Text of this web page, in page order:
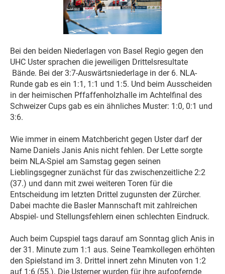
Bei den beiden Niederlagen von Basel Regio gegen den
UHC Uster sprachen die jeweiligen Drittelsresultate
Bände. Bei der 3:7-Auswärtsniederlage in der 6. NLA-
Runde gab es ein 1:1, 1:1 und 1:5. Und beim Ausscheiden
in der heimischen Pffaffenholzhalle im Achtelfinal des
Schweizer Cups gab es ein ähnliches Muster: 1:0, 0:1 und
3:6.
Wie immer in einem Matchbericht gegen Uster darf der
Name Daniels Janis Anis nicht fehlen. Der Lette sorgte
beim NLA-Spiel am Samstag gegen seinen
Lieblingsgegner zunächst für das zwischenzeitliche 2:2
(37.) und dann mit zwei weiteren Toren für die
Entscheidung im letzten Drittel zugunsten der Zürcher.
Dabei machte die Basler Mannschaft mit zahlreichen
Abspiel- und Stellungsfehlern einen schlechten Eindruck.
Auch beim Cupspiel tags darauf am Sonntag glich Anis in
der 31. Minute zum 1:1 aus. Seine Teamkollegen erhöhten
den Spielstand im 3. Drittel innert zehn Minuten von 1:2
auf 1:6 (55.). Die Usterner wurden für ihre aufopfernde